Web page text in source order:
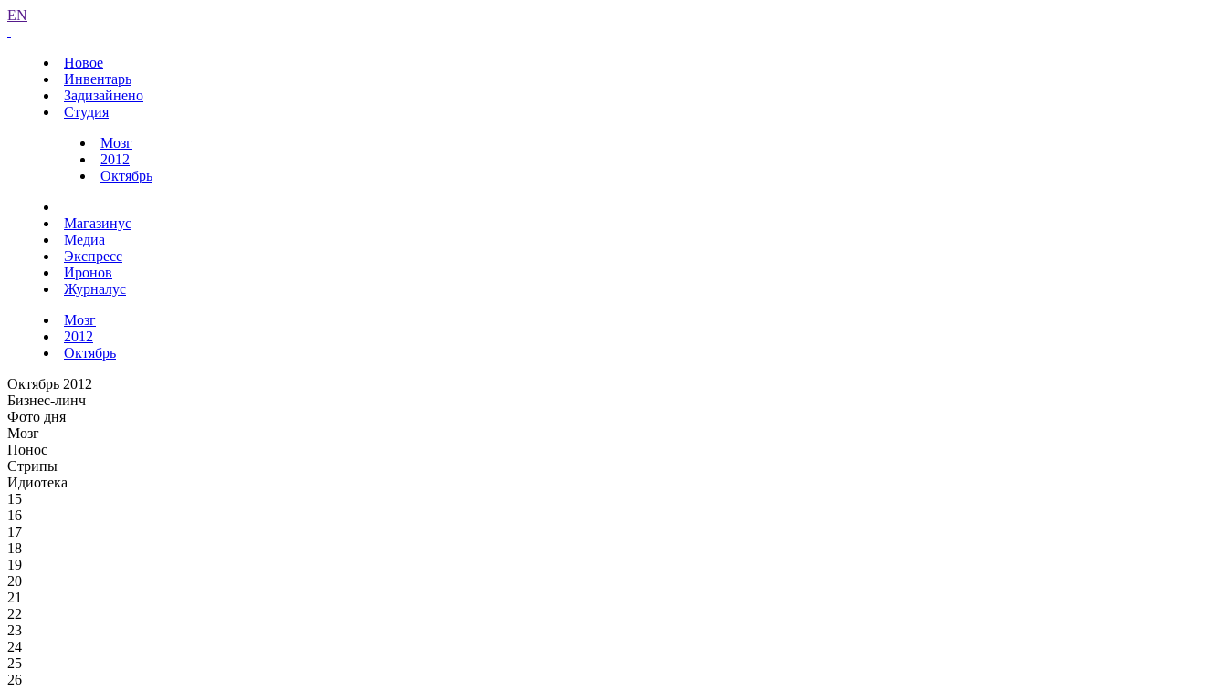
EN
Новое
Инвентарь
Задизайнено
Студия
Мозг
2012
Октябрь
Магазинус
Медиа
Экспресс
Иронов
Журналус
Мозг
2012
Октябрь
Октябрь 2012
Бизнес-линч
Фото дня
Мозг
Понос
Стрипы
Идиотека
15
16
17
18
19
20
21
22
23
24
25
26